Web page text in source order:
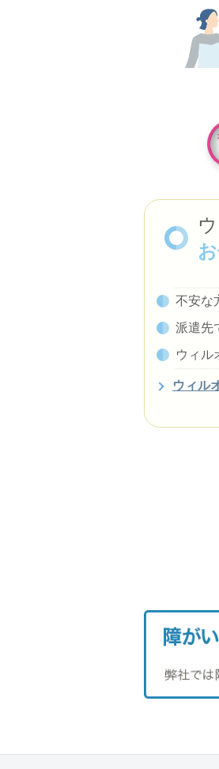
不安な
派遣先
ウィル
ウィル